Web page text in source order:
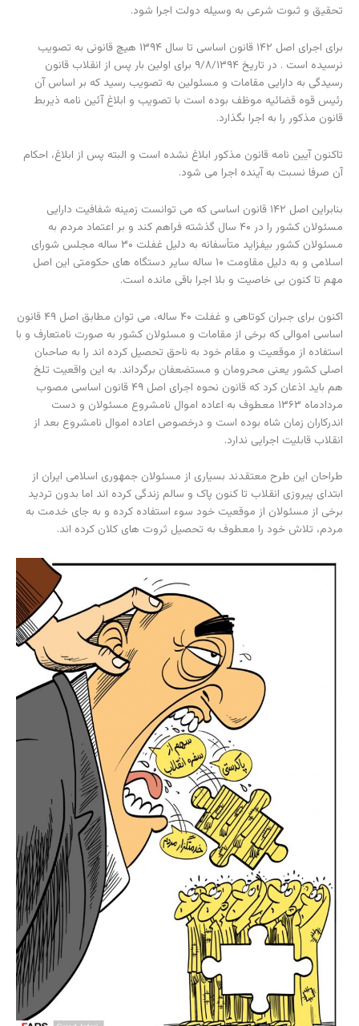
تحقیق و ثبوت شرعی به وسیله دولت اجرا شود.
برای اجرای اصل ۱۴۲ قانون اساسی تا سال ۱۳۹۴ هیچ قانونی به تصویب
نرسیده است . در تاریخ ۹/۸/۱۳۹۴ برای اولین بار پس از انقلاب قانون
رسیدگی به دارایی مقامات و مسئولین به تصویب رسید که بر اساس آن
رئیس قوه قضائیه موظف بوده است با تصویب و ابلاغ آئین نامه ذیربط
قانون مذکور را به اجرا بگذارد.
تاکنون آیین نامه قانون مذکور ابلاغ نشده است و البته پس از ابلاغ، احکام
آن صرفا نسبت به آینده اجرا می شود.
بنابراین اصل ۱۴۲ قانون اساسی که می توانست زمینه شفافیت دارایی
مسئولان کشور را در ۴۰ سال گذشته فراهم کند و بر اعتماد مردم به
مسئولان کشور بیفزاید متأسفانه به دلیل غفلت ۳۰ ساله مجلس شورای
اسلامی و به دلیل مقاومت ۱۰ ساله سایر دستگاه های حکومتی این اصل
مهم تا کنون بی خاصیت و بلا اجرا باقی مانده است.
اکنون برای جبران کوتاهی و غفلت ۴۰ ساله، می توان مطابق اصل ۴۹ قانون
اساسی اموالی که برخی از مقامات و مسئولان کشور به صورت نامتعارف و با
استفاده از موقعیت و مقام خود به ناحق تحصیل کرده اند را به صاحبان
اصلی کشور یعنی محرومان و مستضعفان برگرداند. به این واقعیت تلخ
هم باید اذعان کرد که قانون نحوه اجرای اصل ۴۹ قانون اساسی مصوب
مردادماه ۱۳۶۳ معطوف به اعاده اموال نامشروع مسئولان و دست
اندرکاران زمان شاه بوده است و درخصوص اعاده اموال نامشروع بعد از
انقلاب قابلیت اجرایی ندارد.
طراحان این طرح معتقدند بسیاری از مسئولان جمهوری اسلامی ایران از
ابتدای پیروزی انقلاب تا کنون پاک و سالم زندگی کرده اند اما بدون تردید
برخی از مسئولان از موقعیت خود سوء استفاده کرده و به جای خدمت به
مردم، تلاش خود را معطوف به تحصیل ثروت های کلان کرده اند.